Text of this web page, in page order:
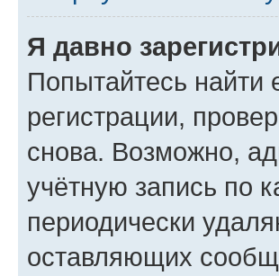
Я давно
Попытайтесь
регистрации,
снова. Возможно,
учётную запись по
периодически
оставляющих